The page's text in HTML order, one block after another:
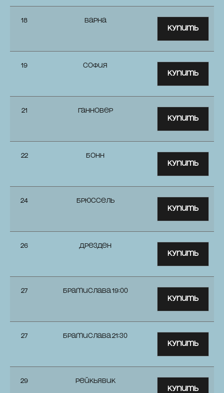
18 Варна
Купить
19 София
Купить
21 Ганновер
Купить
22 Бонн
Купить
24 Брюссель
Купить
26 Дрезден
Купить
27 Братислава 19:00
Купить
27 Братислава 21:30
Купить
29 Рейкьявик
Купить